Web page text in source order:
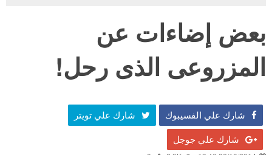
بعض إضاءات عن
المزروعى الذى رحل!
شارك علي الفسيبوك شارك علي تويتر
شارك علي جوجل